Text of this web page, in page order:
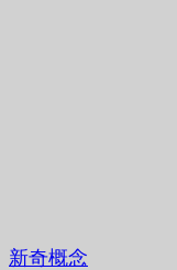
新奇概念